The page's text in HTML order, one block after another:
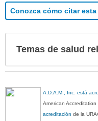
Conozca cómo citar
Temas de salud
A.D.A.M., Inc. está
American
acreditación de la